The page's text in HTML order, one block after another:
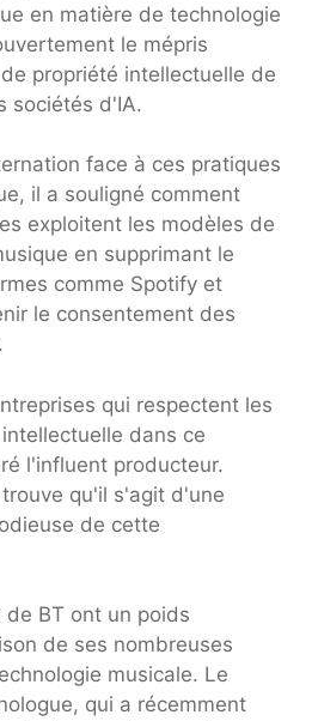
en matière de technologie
le mépris
propriété intellectuelle de
sociétés d'IA.
face à ces pratiques
il a souligné comment
exploitent les modèles de
en supprimant le
comme Spotify et
le consentement des
qui respectent les
dans ce
l'influent producteur.
trouve qu'il s'agit d'une
de cette
de BT ont un poids
de ses nombreuses
musicale. Le
qui a récemment